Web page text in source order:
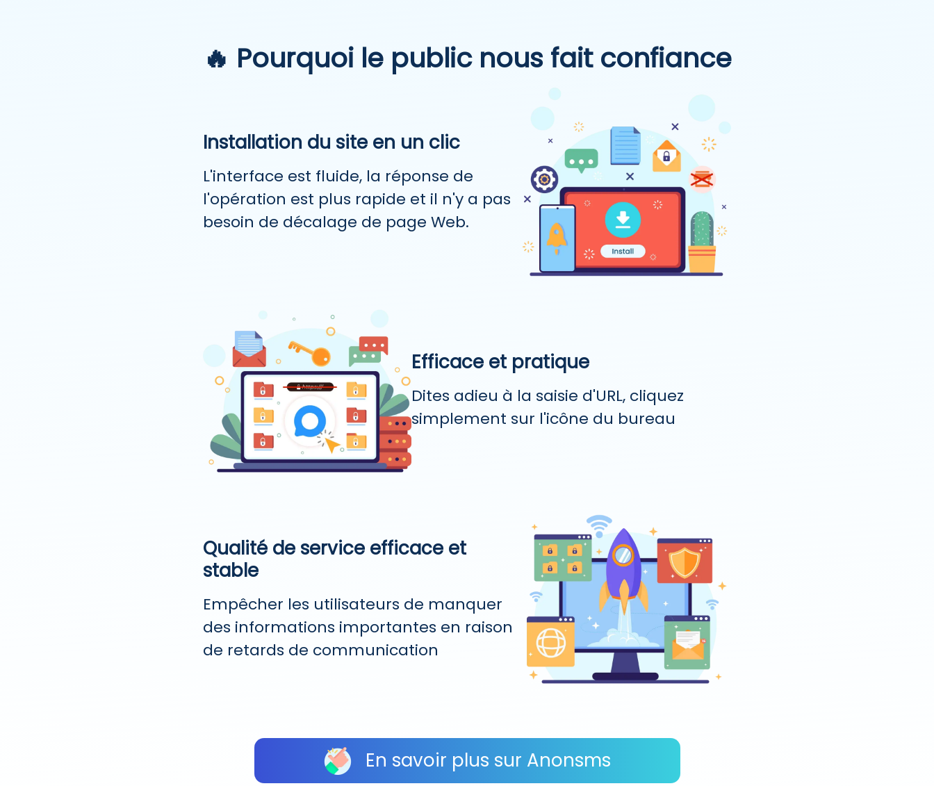
🔥 Pourquoi le public nous fait confiance
Installation du site en un clic
L'interface est fluide, la réponse de
l'opération est plus rapide et il n'y a pas
besoin de décalage de page Web.
Efficace et pratique
Dites adieu à la saisie d'URL, cliquez
simplement sur l'icône du bureau
Qualité de service efficace et
stable
Empêcher les utilisateurs de manquer
des informations importantes en raison
de retards de communication
En savoir plus sur Anonsms